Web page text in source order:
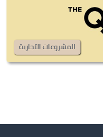
المشروعات التجارية